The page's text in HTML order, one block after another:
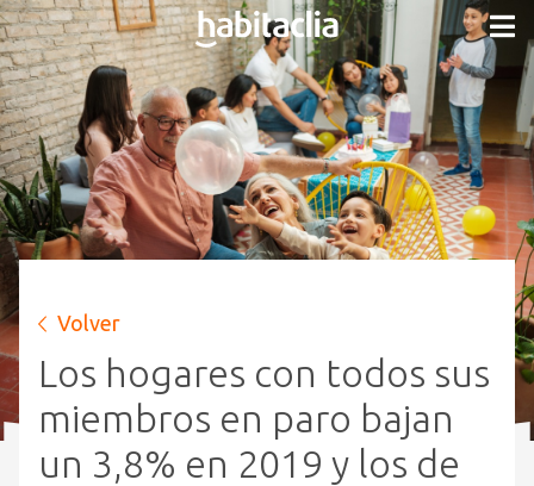
Volver
Los hogares con todos sus
miembros en paro bajan
un 3,8% en 2019 y los de